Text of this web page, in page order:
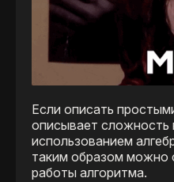
Если описать
описывает сложность
использованием
таким образом можно
работы алгоритма.